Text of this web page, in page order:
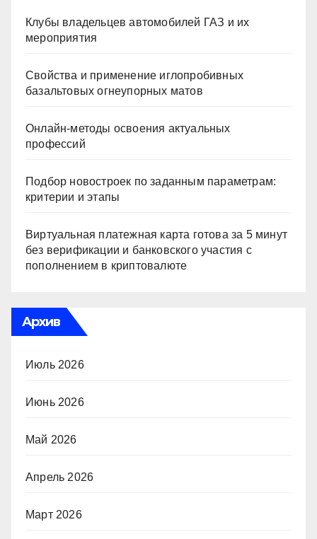
Клубы владельцев автомобилей ГАЗ и их
мероприятия
Свойства и применение иглопробивных
базальтовых огнеупорных матов
Онлайн-методы освоения актуальных
профессий
Подбор новостроек по заданным параметрам:
критерии и этапы
Виртуальная платежная карта готова за 5 минут
без верификации и банковского участия с
пополнением в криптовалюте
Архив
Июль 2026
Июнь 2026
Май 2026
Апрель 2026
Март 2026